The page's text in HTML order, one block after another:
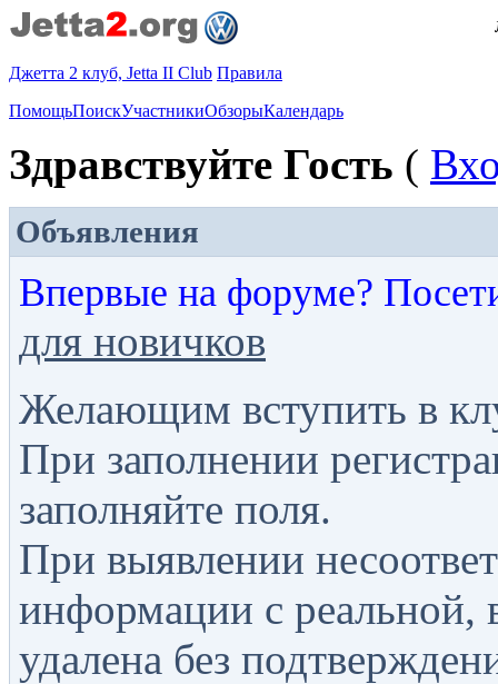
Джетта 2 клуб, Jetta II Club Правила
ПомощьПоискУчастникиОбзорыКалендарь
Здравствуйте Гость (
Объявления
Впервые на форуме?
для новичков
Желающим вступить в
При заполнении
заполняйте поля.
При выявлении
информации с реальной,
удалена без